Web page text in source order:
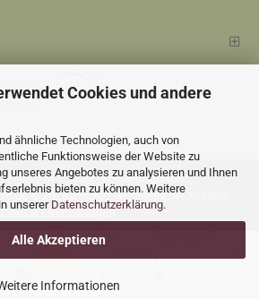
Cookies und andere
ähnliche Technologien, auch von
Funktionsweise der Website zu
unseres Angebotes zu analysieren und Ihnen
bieten zu können. Weitere
unserer Datenschutzerklärung.
Alle Akzeptieren
Informationen
inkl. MwSt., zzgl.Versandkosten
© 2025 Gambio Templates bei
Cookie Einstellungen